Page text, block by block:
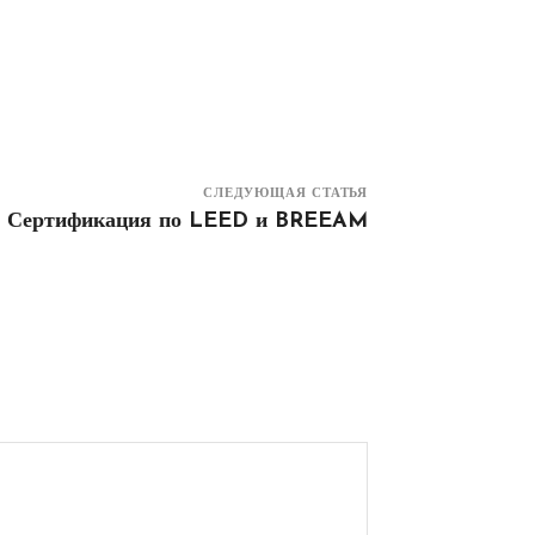
СЛЕДУЮЩАЯ СТАТЬЯ
Сертификация по LEED и BREEAM